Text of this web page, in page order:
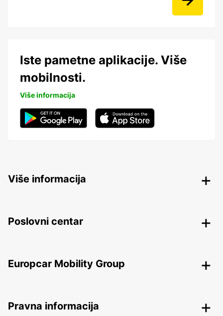
Iste pametne aplikacije. Više
mobilnosti.
Više informacija
Više informacija
Poslovni centar
Europcar Mobility Group
Pravna informacija